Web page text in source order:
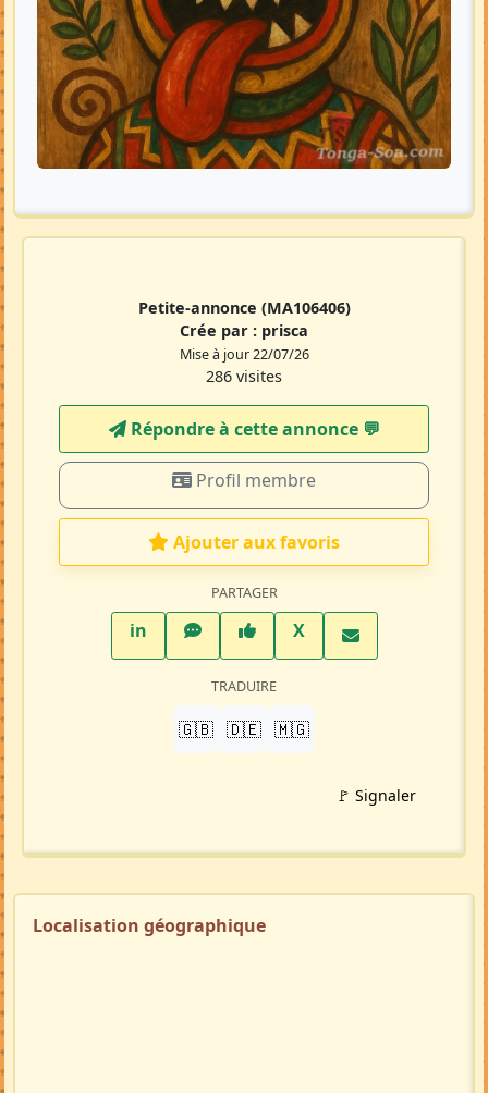
Petite-annonce (MA106406)
Crée par : prisca
Mise à jour 22/07/26
286 visites
Répondre à cette annonce 💬​
Profil membre
Ajouter aux favoris
PARTAGER
inLinkedInWhatsAppFacebook
XTwitter X
TRADUIRE
🇬🇧 🇩🇪 🇲🇬
🚩 Signaler
Localisation géographique